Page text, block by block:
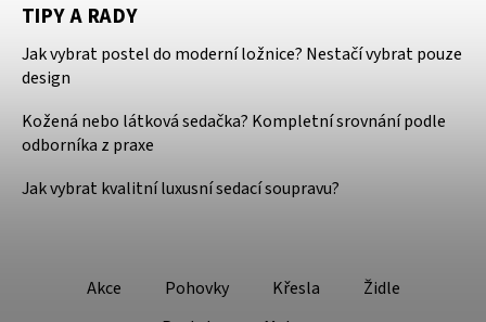
TIPY A RADY
Jak vybrat postel do moderní ložnice? Nestačí vybrat pouze
design
Kožená nebo látková sedačka? Kompletní srovnání podle
odborníka z praxe
Jak vybrat kvalitní luxusní sedací soupravu?
Akce Pohovky Křesla
Židle